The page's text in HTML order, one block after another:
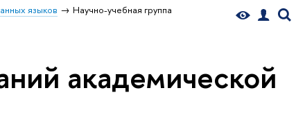
языков
Научно-учебная группа
академической